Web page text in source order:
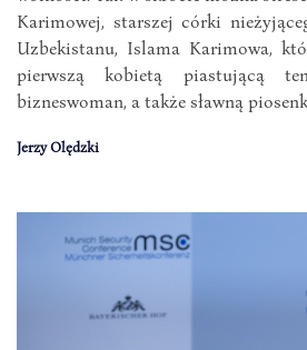
Karimowej, starszej córki
Uzbekistanu, Islama Karimowa,
pierwszą kobietą piastującą
bizneswoman, a także sławną
Jerzy Olędzki